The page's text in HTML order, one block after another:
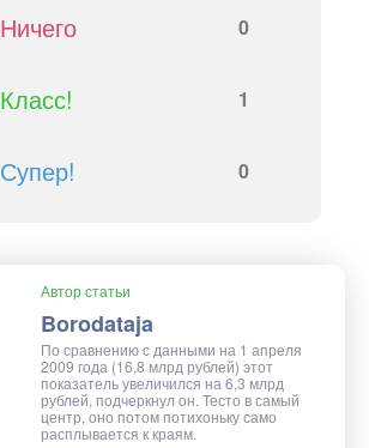
Ничего 0
Класс! 1
Супер! 0
Автор статьи
Borodataja
По сравнению с данными на 1 апреля
2009 года (16,8 млрд рублей) этот
показатель увеличился на 6,3 млрд
рублей, подчеркнул он. Тесто в самый
центр, оно потом потихоньку само
расплывается к краям.